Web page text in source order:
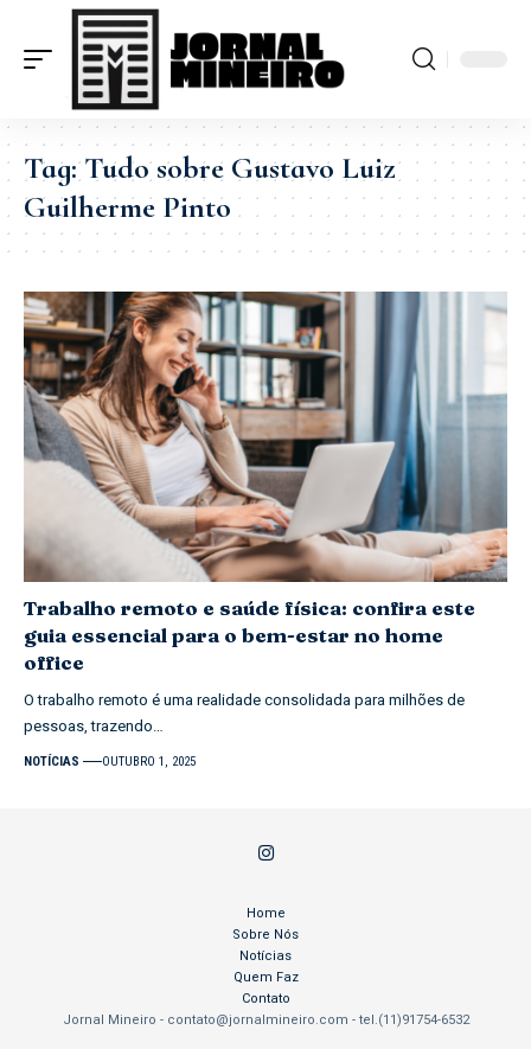
Tag:Tudo sobre Gustavo Luiz
Guilherme Pinto
Trabalho remoto e saúde física: confira este
guia essencial para o bem-estar no home
office
O trabalho remoto é uma realidade consolidada para milhões de
pessoas, trazendo…
NOTÍCIAS OUTUBRO 1, 2025
Jornal Mineiro - contato@jornalmineiro.com - tel.(11)91754-6532
Home
Sobre Nós
Notícias
Quem Faz
Contato